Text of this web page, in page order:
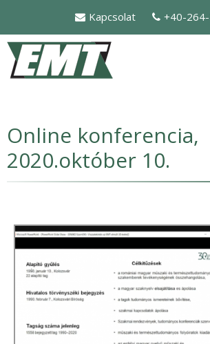
conţinutul
principal
Kapcsolat
+40-
Online konferencia,
2020.október 10.